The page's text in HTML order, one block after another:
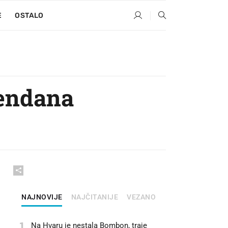
OSTALO
NAJNOVIJE NAJČITANIJE VEZANO
Na Hvaru je nestala Bombon, traje